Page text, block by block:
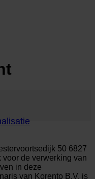
50 6827
de verwerking van
in deze
van Korento B.V. is